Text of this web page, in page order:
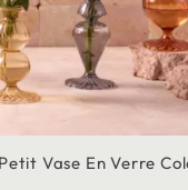
Petit Vase En Verre